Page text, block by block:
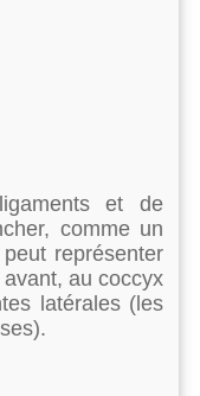
et de
comme un
représenter
au coccyx
latérales (les